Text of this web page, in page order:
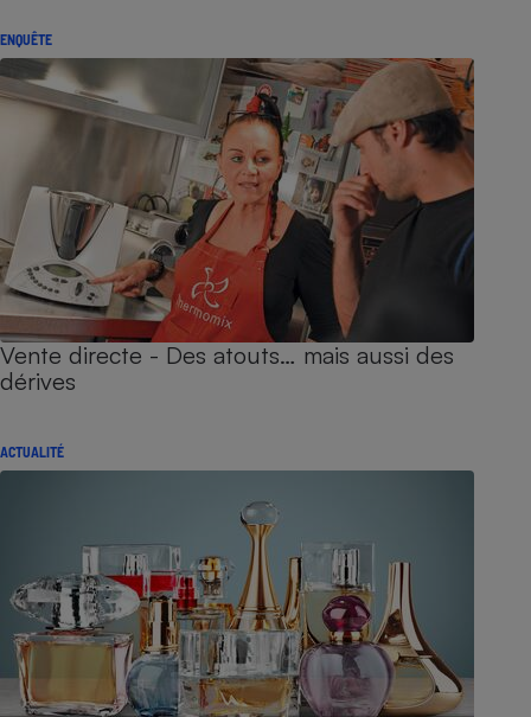
ENQUÊTE
Vente directe - Des atouts… mais aussi des
dérives
ACTUALITÉ